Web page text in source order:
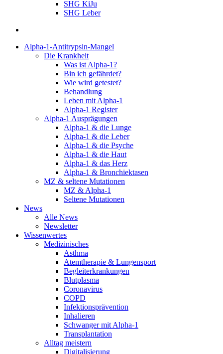
SHG KiJu
SHG Leber
Alpha-1-Antitrypsin-Mangel
Die Krankheit
Was ist Alpha-1?
Bin ich gefährdet?
Wie wird getestet?
Behandlung
Leben mit Alpha-1
Alpha-1 Register
Alpha-1 Ausprägungen
Alpha-1 & die Lunge
Alpha-1 & die Leber
Alpha-1 & die Psyche
Alpha-1 & die Haut
Alpha-1 & das Herz
Alpha-1 & Bronchiektasen
MZ & seltene Mutationen
MZ & Alpha-1
Seltene Mutationen
News
Alle News
Newsletter
Wissenwertes
Medizinisches
Asthma
Atemtherapie & Lungensport
Begleiterkrankungen
Blutplasma
Coronavirus
COPD
Infektionsprävention
Inhalieren
Schwanger mit Alpha-1
Transplantation
Alltag meistern
Digitalisierung